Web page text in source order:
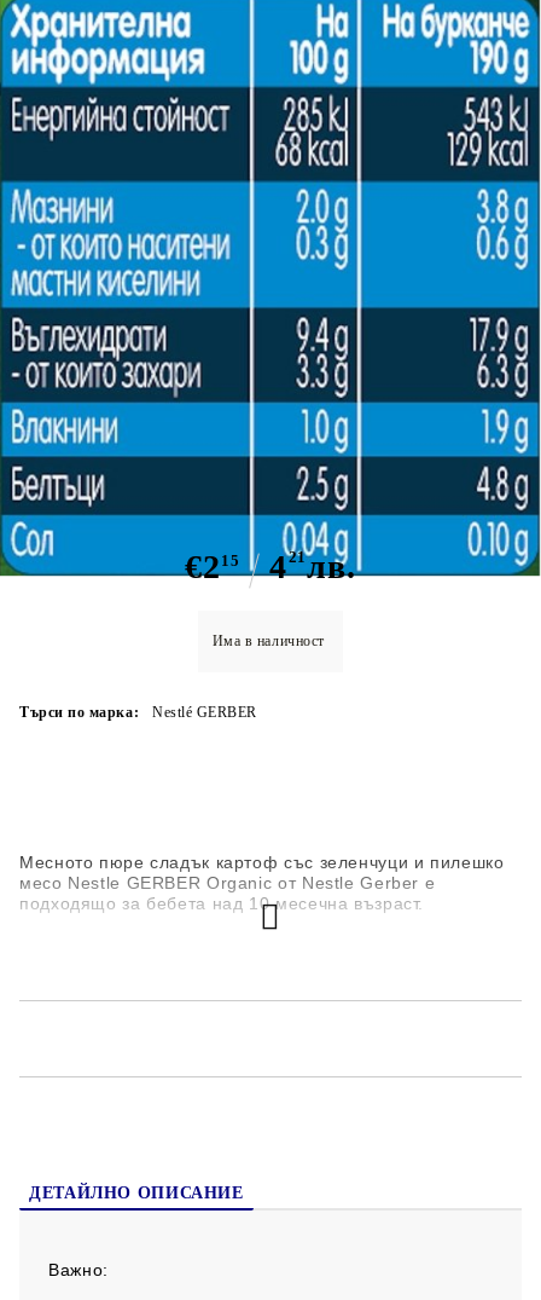
Пюре сладък картоф със
зеленчуци и пилешко месо Nestle
GERBER Organic - 10+ месеца, 190
€215 421лв.
Има в наличност
Месното пюре сладък картоф със зеленчуци и пилешко
месо Nestle GERBER Organic от Nestle Gerber е
подходящо за бебета над 10 месечна възраст.
5% червен пипер*
Не съдържа глутен!
Търси по марка: Nestlé GERBER
ДЕТАЙЛНО ОПИСАНИЕ
Важно: